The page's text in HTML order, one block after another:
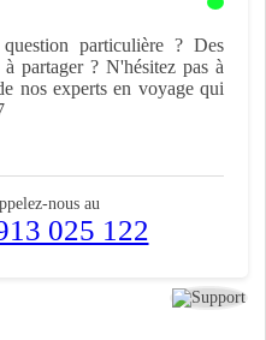
du monde au
reconnues par UN
particulière ? Des
partager ? N'hésitez pas à
nos experts en voyage qui
nous au
025 122